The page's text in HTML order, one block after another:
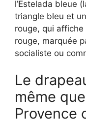
l’Estelada bleue
triangle bleu et
rouge, qui
rouge, marquée
socialiste ou
Le
même
Provence